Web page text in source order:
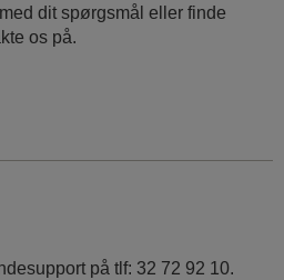
dit spørgsmål eller finde
os på.
på tlf: 32 72 92 10.